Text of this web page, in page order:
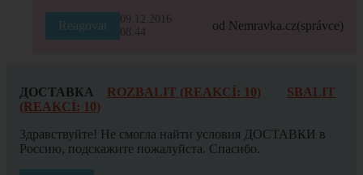
Reagovat
09.12.2016
08:44
od Nemravka.cz(správce)
ДОСТАВКА ROZBALIT (REAKCÍ: 10)
SBALIT
(REAKCÍ: 10)
Здравствуйте! Не смогла найти условия ДОСТАВКИ в
Россию, подскажите пожалуйста. Спасибо.